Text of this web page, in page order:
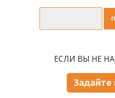
ЕСЛИ ВЫ НЕ
Задайте